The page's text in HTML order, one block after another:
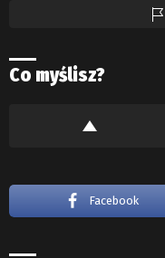
Co myślisz?
Facebook